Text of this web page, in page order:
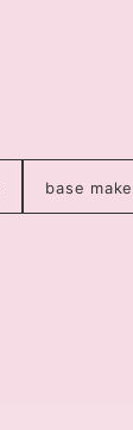
base